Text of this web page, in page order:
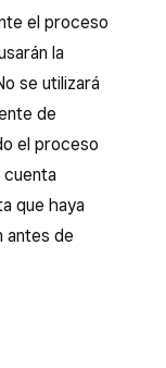
el proceso
la
se utilizará
de
el proceso
cuenta
que haya
antes de